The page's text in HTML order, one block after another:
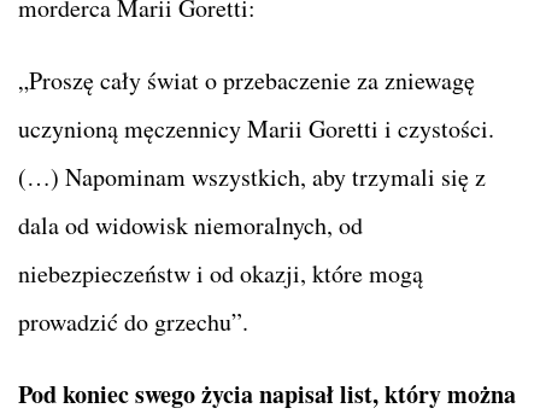
morderca Marii Goretti:
„Proszę cały świat o przebaczenie za zniewagę
uczynioną męczennicy Marii Goretti i czystości.
(…) Napominam wszystkich, aby trzymali się z
dala od widowisk niemoralnych, od
niebezpieczeństw i od okazji, które mogą
prowadzić do grzechu”.
Pod koniec swego życia napisał list, który można